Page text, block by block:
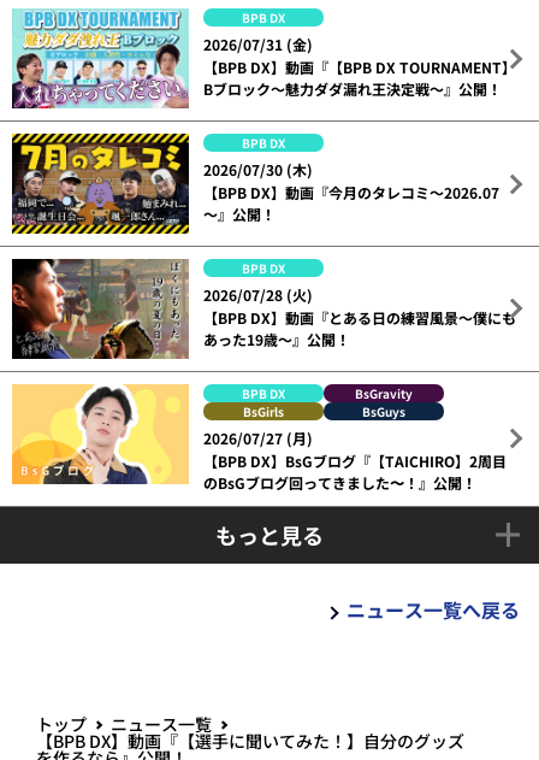
BPB DX
2026/07/31 (金)
【BPB DX】動画『【BPB DX TOURNAMENT】
Bブロック～魅力ダダ漏れ王決定戦～』公開！
BPB DX
2026/07/30 (木)
【BPB DX】動画『今月のタレコミ～2026.07
～』公開！
BPB DX
2026/07/28 (火)
【BPB DX】動画『とある日の練習風景～僕にも
あった19歳～』公開！
BPB DX
BsGravity
BsGirls
BsGuys
2026/07/27 (月)
【BPB DX】BsGブログ『【TAICHIRO】2周目
のBsGブログ回ってきました〜！』公開！
もっと見る
ニュース一覧へ戻る
トップ ニュース一覧
【BPB DX】動画『【選手に聞いてみた！】自分のグッズ